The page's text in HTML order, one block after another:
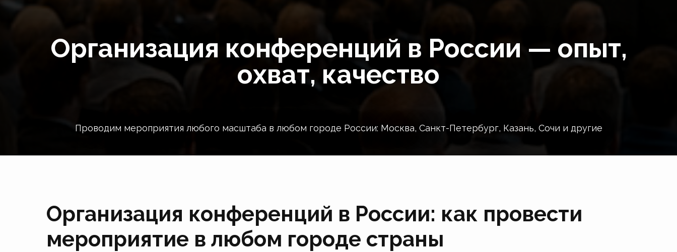
Организация конференций в России — опыт,
охват, качество
Проводим мероприятия любого масштаба в любом городе России: Москва, Санкт-Петербург, Казань, Сочи и другие
Организация конференций в России: как провести
мероприятие в любом городе страны